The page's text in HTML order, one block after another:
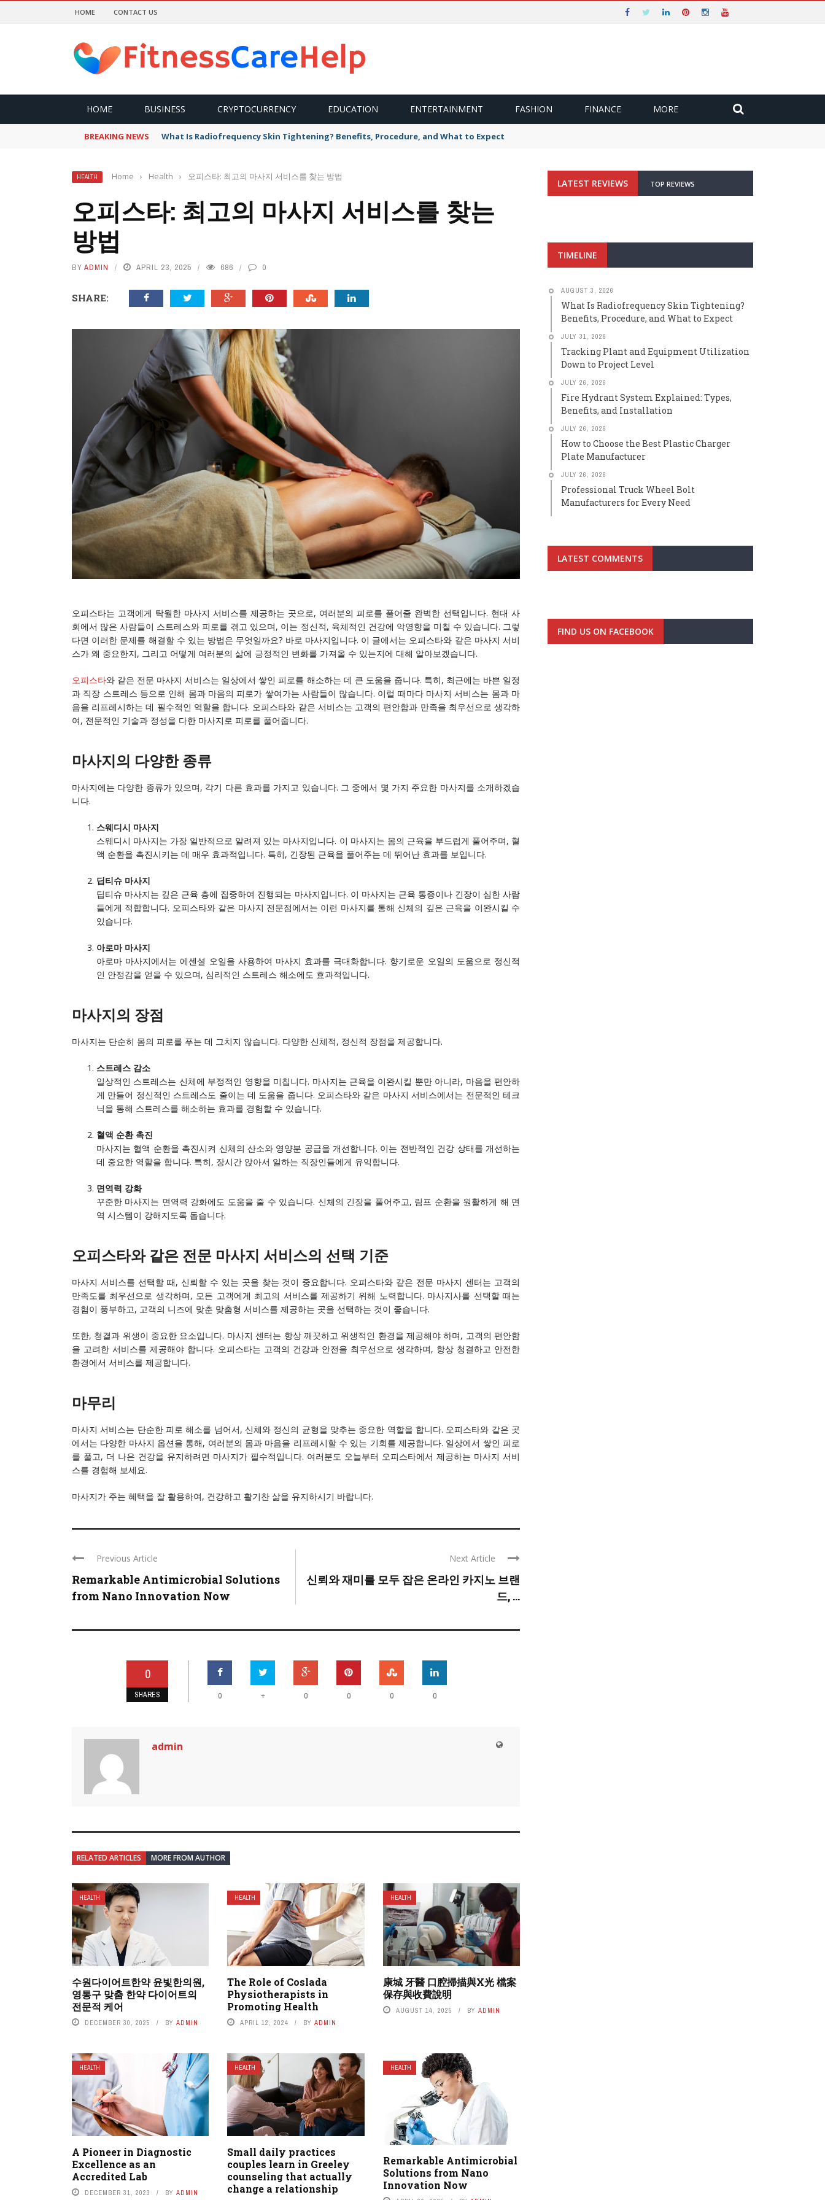
HOME CONTACT US
HOME BUSINESS CRYPTOCURRENCY EDUCATION ENTERTAINMENT FASHION FINANCE MORE
BREAKING NEWS What Is Radiofrequency Skin Tightening? Benefits, Procedure, and What to Expect
HEALTH Home › Health › 오피스타: 최고의 마사지 서비스를 찾는 방법
오피스타: 최고의 마사지 서비스를 찾는
방법
BY ADMIN APRIL 23, 2025 686 0
SHARE:
오피스타는 고객에게 탁월한 마사지 서비스를 제공하는 곳으로, 여러분의 피로를 풀어줄 완벽한 선택입니다. 현대 사
회에서 많은 사람들이 스트레스와 피로를 겪고 있으며, 이는 정신적, 육체적인 건강에 악영향을 미칠 수 있습니다. 그렇
다면 이러한 문제를 해결할 수 있는 방법은 무엇일까요? 바로 마사지입니다. 이 글에서는 오피스타와 같은 마사지 서비
스가 왜 중요한지, 그리고 어떻게 여러분의 삶에 긍정적인 변화를 가져올 수 있는지에 대해 알아보겠습니다.
오피스타와 같은 전문 마사지 서비스는 일상에서 쌓인 피로를 해소하는 데 큰 도움을 줍니다. 특히, 최근에는 바쁜 일정
과 직장 스트레스 등으로 인해 몸과 마음의 피로가 쌓여가는 사람들이 많습니다. 이럴 때마다 마사지 서비스는 몸과 마
음을 리프레시하는 데 필수적인 역할을 합니다. 오피스타와 같은 서비스는 고객의 편안함과 만족을 최우선으로 생각하
여, 전문적인 기술과 정성을 다한 마사지로 피로를 풀어줍니다.
마사지의 다양한 종류
마사지에는 다양한 종류가 있으며, 각기 다른 효과를 가지고 있습니다. 그 중에서 몇 가지 주요한 마사지를 소개하겠습
니다.
스웨디시 마사지
스웨디시 마사지는 가장 일반적으로 알려져 있는 마사지입니다. 이 마사지는 몸의 근육을 부드럽게 풀어주며, 혈
액 순환을 촉진시키는 데 매우 효과적입니다. 특히, 긴장된 근육을 풀어주는 데 뛰어난 효과를 보입니다.
딥티슈 마사지
딥티슈 마사지는 깊은 근육 층에 집중하여 진행되는 마사지입니다. 이 마사지는 근육 통증이나 긴장이 심한 사람
들에게 적합합니다. 오피스타와 같은 마사지 전문점에서는 이런 마사지를 통해 신체의 깊은 근육을 이완시킬 수
있습니다.
아로마 마사지
아로마 마사지에서는 에센셜 오일을 사용하여 마사지 효과를 극대화합니다. 향기로운 오일의 도움으로 정신적
인 안정감을 얻을 수 있으며, 심리적인 스트레스 해소에도 효과적입니다.
마사지의 장점
마사지는 단순히 몸의 피로를 푸는 데 그치지 않습니다. 다양한 신체적, 정신적 장점을 제공합니다.
스트레스 감소
일상적인 스트레스는 신체에 부정적인 영향을 미칩니다. 마사지는 근육을 이완시킬 뿐만 아니라, 마음을 편안하
게 만들어 정신적인 스트레스도 줄이는 데 도움을 줍니다. 오피스타와 같은 마사지 서비스에서는 전문적인 테크
닉을 통해 스트레스를 해소하는 효과를 경험할 수 있습니다.
혈액 순환 촉진
마사지는 혈액 순환을 촉진시켜 신체의 산소와 영양분 공급을 개선합니다. 이는 전반적인 건강 상태를 개선하는
데 중요한 역할을 합니다. 특히, 장시간 앉아서 일하는 직장인들에게 유익합니다.
면역력 강화
꾸준한 마사지는 면역력 강화에도 도움을 줄 수 있습니다. 신체의 긴장을 풀어주고, 림프 순환을 원활하게 해 면
역 시스템이 강해지도록 돕습니다.
오피스타와 같은 전문 마사지 서비스의 선택 기준
마사지 서비스를 선택할 때, 신뢰할 수 있는 곳을 찾는 것이 중요합니다. 오피스타와 같은 전문 마사지 센터는 고객의
만족도를 최우선으로 생각하며, 모든 고객에게 최고의 서비스를 제공하기 위해 노력합니다. 마사지사를 선택할 때는
경험이 풍부하고, 고객의 니즈에 맞춘 맞춤형 서비스를 제공하는 곳을 선택하는 것이 좋습니다.
또한, 청결과 위생이 중요한 요소입니다. 마사지 센터는 항상 깨끗하고 위생적인 환경을 제공해야 하며, 고객의 편안함
을 고려한 서비스를 제공해야 합니다. 오피스타는 고객의 건강과 안전을 최우선으로 생각하며, 항상 청결하고 안전한
환경에서 서비스를 제공합니다.
마무리
마사지 서비스는 단순한 피로 해소를 넘어서, 신체와 정신의 균형을 맞추는 중요한 역할을 합니다. 오피스타와 같은 곳
에서는 다양한 마사지 옵션을 통해, 여러분의 몸과 마음을 리프레시할 수 있는 기회를 제공합니다. 일상에서 쌓인 피로
를 풀고, 더 나은 건강을 유지하려면 마사지가 필수적입니다. 여러분도 오늘부터 오피스타에서 제공하는 마사지 서비
스를 경험해 보세요.
마사지가 주는 혜택을 잘 활용하여, 건강하고 활기찬 삶을 유지하시기 바랍니다.
Previous Article
Remarkable Antimicrobial Solutions
from Nano Innovation Now
Next Article
신뢰와 재미를 모두 잡은 온라인 카지노 브랜
드, ...
0
SHARES 0 + 0 0 0 0
admin
RELATED ARTICLES MORE FROM AUTHOR
HEALTH
수원다이어트한약 윤빛한의원,
영통구 맞춤 한약 다이어트의
전문적 케어
DECEMBER 30, 2025 BY ADMIN
HEALTH
The Role of Coslada
Physiotherapists in
Promoting Health
APRIL 12, 2024 BYADMIN
HEALTH
康城 牙醫 口腔掃描與X光 檔案
保存與收費說明
AUGUST 14, 2025 BY ADMIN
HEALTH
A Pioneer in Diagnostic
Excellence as an
Accredited Lab
DECEMBER 31, 2023 BY ADMIN
HEALTH
Small daily practices
couples learn in Greeley
counseling that actually
change a relationship
HEALTH
Remarkable Antimicrobial
Solutions from Nano
Innovation Now
LATEST REVIEWS TOP REVIEWS
TIMELINE
AUGUST 3, 2026
What Is Radiofrequency Skin Tightening?
Benefits, Procedure, and What to Expect
JULY 31, 2026
Tracking Plant and Equipment Utilization
Down to Project Level
JULY 26, 2026
Fire Hydrant System Explained: Types,
Benefits, and Installation
JULY 26, 2026
How to Choose the Best Plastic Charger
Plate Manufacturer
JULY 26, 2026
Professional Truck Wheel Bolt
Manufacturers for Every Need
LATEST COMMENTS
FIND US ON FACEBOOK